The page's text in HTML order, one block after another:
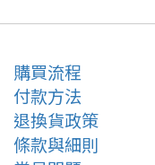
購買流程
付款方法
退換貨政策
條款與細則